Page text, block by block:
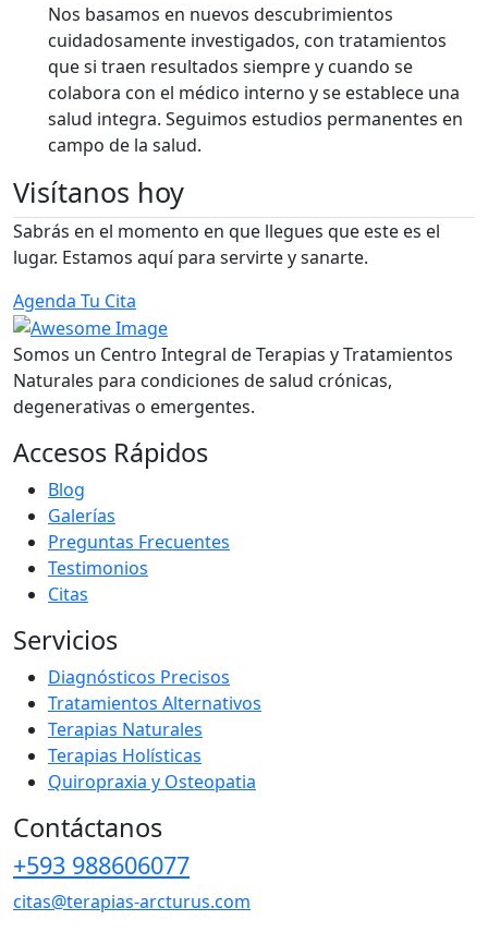
Nos basamos en nuevos descubrimientos
cuidadosamente investigados, con tratamientos
que si traen resultados siempre y cuando se
colabora con el médico interno y se establece una
salud integra. Seguimos estudios permanentes en
campo de la salud.
Visítanos hoy
Sabrás en el momento en que llegues que este es el
lugar. Estamos aquí para servirte y sanarte.
Agenda Tu Cita
Somos un Centro Integral de Terapias y Tratamientos
Naturales para condiciones de salud crónicas,
degenerativas o emergentes.
Accesos Rápidos
Blog
Galerías
Preguntas Frecuentes
Testimonios
Citas
Servicios
Diagnósticos Precisos
Tratamientos Alternativos
Terapias Naturales
Terapias Holísticas
Quiropraxia y Osteopatia
Contáctanos
+593 988606077
citas@terapias-arcturus.com